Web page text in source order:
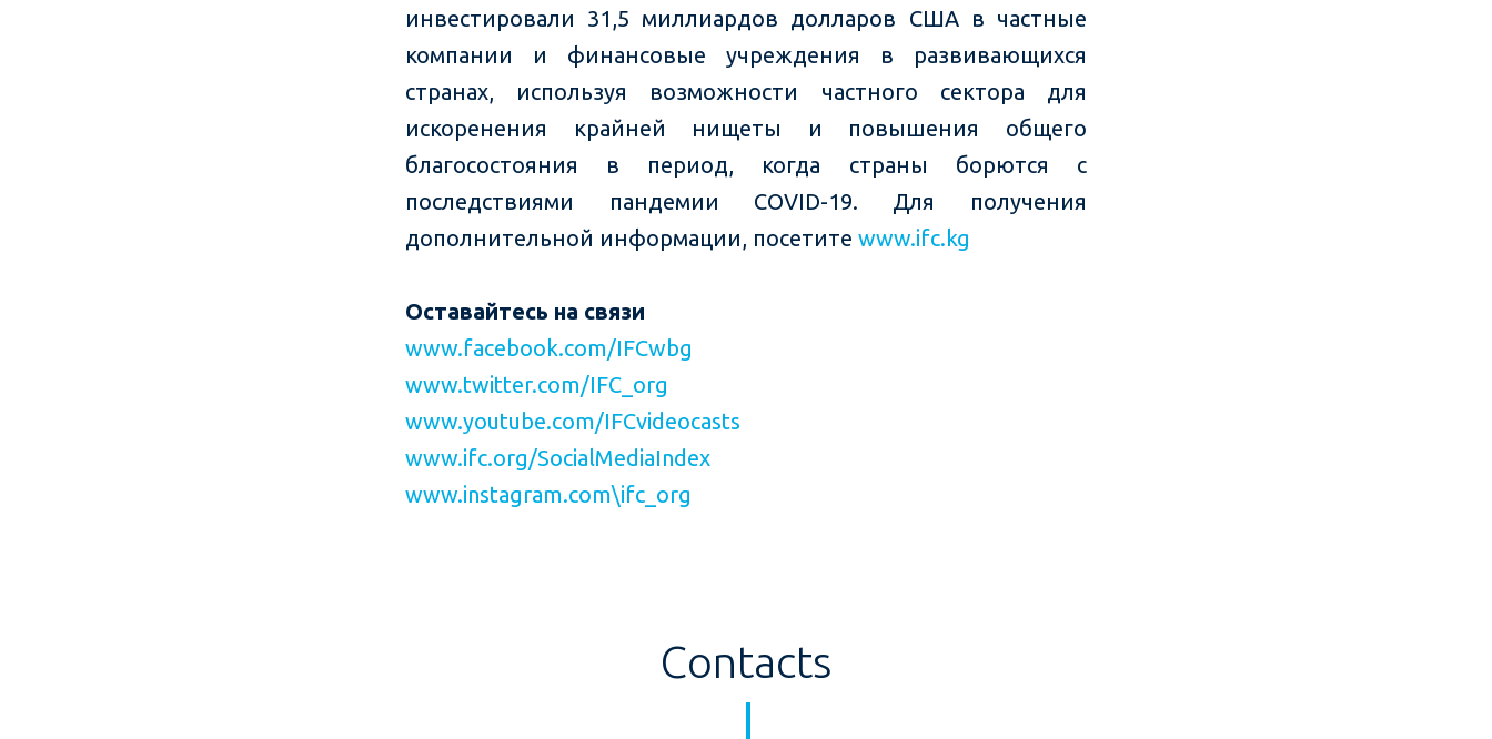
инвестировали 31,5 миллиардов долларов США в частные
компании и финансовые учреждения в развивающихся
странах, используя возможности частного сектора для
искоренения крайней нищеты и повышения общего
благосостояния в период, когда страны борются с
последствиями пандемии COVID-19. Для получения
дополнительной информации, посетитеwww.ifc.kg
Оставайтесь на связи
www.facebook.com/IFCwbg
www.twitter.com/IFC_org
www.youtube.com/IFCvideocasts
www.ifc.org/SocialMediaIndex
www.instagram.com\ifc_org
Contacts